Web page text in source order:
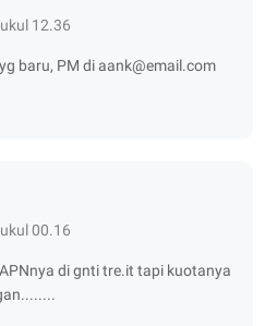
12.36
baru, PM di aank@email.com
00.16
di gnti tre.it tapi kuotanya